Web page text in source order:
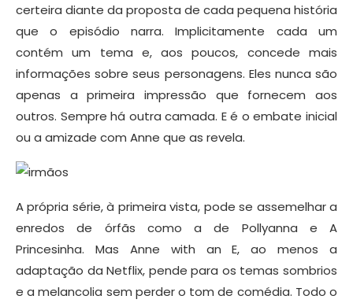
certeira diante da proposta de cada pequena história
que o episódio narra. Implicitamente cada um
contém um tema e, aos poucos, concede mais
informações sobre seus personagens. Eles nunca são
apenas a primeira impressão que fornecem aos
outros. Sempre há outra camada. E é o embate inicial
ou a amizade com Anne que as revela.
A própria série, à primeira vista, pode se assemelhar a
enredos de órfãs como a de Pollyanna e A
Princesinha. Mas Anne with an E, ao menos a
adaptação da Netflix, pende para os temas sombrios
e a melancolia sem perder o tom de comédia. Todo o